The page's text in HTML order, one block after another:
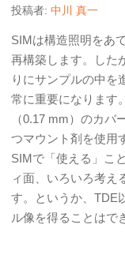
投稿者: 中川 真一
SIMは構造照明をあ
再構築します。した
りにサンプルの中を
常に重要になります
（0.17 mm）のカ
つマウント剤を使用
SIMで「使える」こ
ィ面、いろいろ考え
す。というか、TDE
ル像を得ることはで